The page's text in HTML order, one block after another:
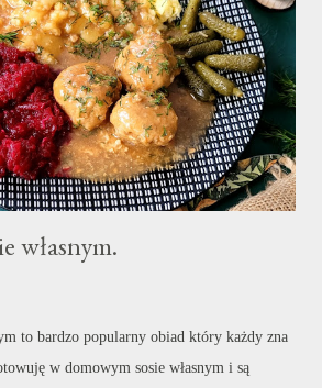
własnym.
to bardzo popularny obiad który każdy zna
w domowym sosie własnym i są